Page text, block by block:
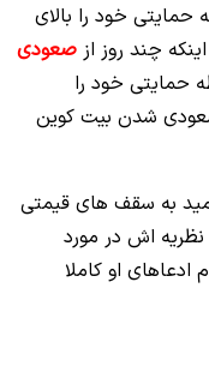
خود را بالای
صعودی
حمایتی خود را
شدن بیت کوین
به سقف های قیمتی
نظریه اش در مورد
او کاملا